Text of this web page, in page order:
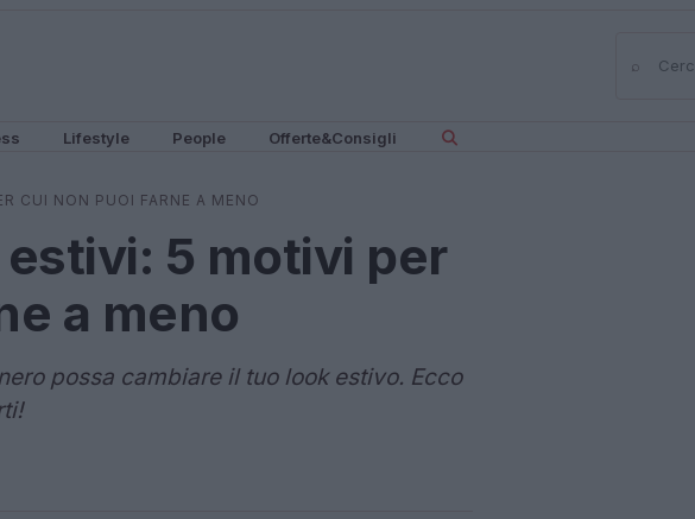
⌕Cerca
Lifestyle People Offerte&Consigli
CUI NON PUOI FARNE A MENO
5 motivi per
a meno
possa cambiare il tuo look estivo. Ecco